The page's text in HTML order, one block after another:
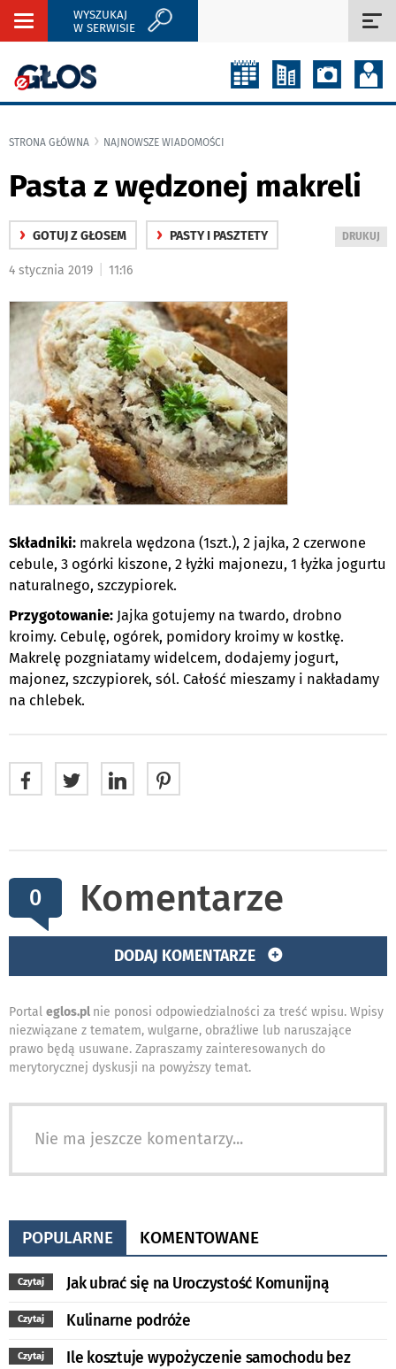
Rozwiń
WYSZUKAJ
W SERWISIE
STRONA GŁÓWNA NAJNOWSZE WIADOMOŚCI
Pasta z wędzonej makreli
› GOTUJ Z GŁOSEM › PASTY I PASZTETY
WYDRUKUJ
DRUKUJ
4 stycznia 2019 11:16
Składniki: makrela wędzona (1szt.), 2 jajka, 2 czerwone
cebule, 3 ogórki kiszone, 2 łyżki majonezu, 1 łyżka jogurtu
naturalnego, szczypiorek.
Przygotowanie: Jajka gotujemy na twardo, drobno
kroimy. Cebulę, ogórek, pomidory kroimy w kostkę.
Makrelę pozgniatamy widelcem, dodajemy jogurt,
majonez, szczypiorek, sól. Całość mieszamy i nakładamy
na chlebek.
0 Komentarze
DODAJ KOMENTARZE
Portal eglos.pl nie ponosi odpowiedzialności za treść wpisu. Wpisy
niezwiązane z tematem, wulgarne, obraźliwe lub naruszające
prawo będą usuwane. Zapraszamy zainteresowanych do
merytorycznej dyskusji na powyższy temat.
Nie ma jeszcze komentarzy...
POPULARNE KOMENTOWANE
Czytaj Jak ubrać się na Uroczystość Komunijną
Czytaj Kulinarne podróże
Czytaj
Ile kosztuje wypożyczenie samochodu bez